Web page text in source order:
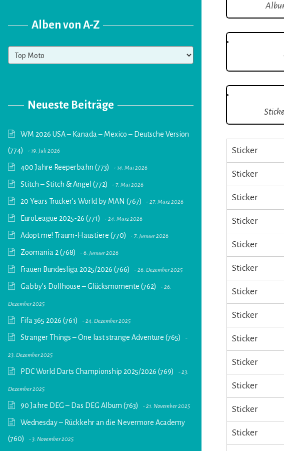
Alben von A-Z
Alben
von
Neueste Beiträge
WM 2026 USA – Kanada – Mexico – Deutsche Version
(774)
19. Juli 2026
400 Jahre Reeperbahn (773) 14. Mai 2026
Stitch – Stitch & Angel (772) 7. Mai 2026
20 Years Trucker’s World by MAN (767) 27. März 2026
EuroLeague 2025-26 (771) 24. März 2026
Adopt me! Traum-Haustiere (770) 7. Januar 2026
Zoomania 2 (768) 6. Januar 2026
Frauen Bundesliga 2025/2026 (766) 26. Dezember 2025
Gabby’s Dollhouse – Glücksmomente (762) 26.
Dezember 2025
Fifa 365 2026 (761) 24. Dezember 2025
Stranger Things – One last strange Adventure (765)
23. Dezember 2025
PDC World Darts Championship 2025/2026 (769) 23.
Dezember 2025
90 Jahre DEG – Das DEG Album (763) 21. November 2025
Wednesday – Rückkehr an die Nevermore Academy
(760)
3. November 2025
Sticker
Sticker
Sticker
Sticker
Sticker
Sticker
Sticker
Sticker
Sticker
Sticker
Sticker
Sticker
Sticker